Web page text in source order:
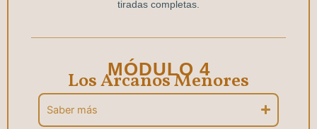
tiradas completas.
MÓDULO 4
Los Arcanos Menores
Saber más